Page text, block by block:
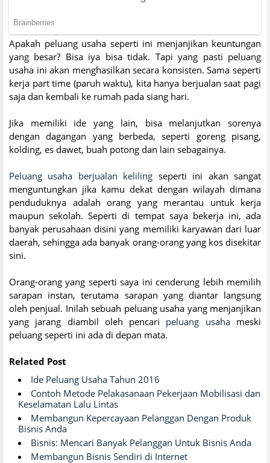
Apakah peluang usaha seperti ini menjanjikan keuntungan
yang besar? Bisa iya bisa tidak. Tapi yang pasti peluang
usaha ini akan menghasilkan secara konsisten. Sama seperti
kerja part time (paruh waktu), kita hanya berjualan saat pagi
saja dan kembali ke rumah pada siang hari.
Jika memiliki ide yang lain, bisa melanjutkan sorenya
dengan dagangan yang berbeda, seperti goreng pisang,
kolding, es dawet, buah potong dan lain sebagainya.
Peluang usaha berjualan keliling seperti ini akan sangat
menguntungkan jika kamu dekat dengan wilayah dimana
penduduknya adalah orang yang merantau untuk kerja
maupun sekolah. Seperti di tempat saya bekerja ini, ada
banyak perusahaan disini yang memiliki karyawan dari luar
daerah, sehingga ada banyak orang-orang yang kos disekitar
sini.
Orang-orang yang seperti saya ini cenderung lebih memilih
sarapan instan, terutama sarapan yang diantar langsung
oleh penjual. Inilah sebuah peluang usaha yang menjanjikan
yang jarang diambil oleh pencari peluang usahameski
peluang seperti ini ada di depan mata.
Related Post
Ide Peluang Usaha Tahun 2016
Contoh Metode Pelakasanaan Pekerjaan Mobilisasi dan
Keselamatan Lalu Lintas
Membangun Kepercayaan Pelanggan Dengan Produk
Bisnis Anda
Bisnis: Mencari Banyak Pelanggan Untuk Bisnis Anda
Membangun Bisnis Sendiri di Internet